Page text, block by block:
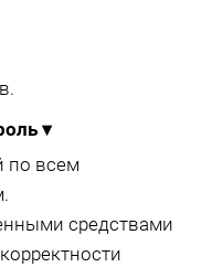
▾
по всем
средствами